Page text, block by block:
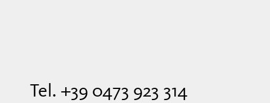
Tel. +39 0473 923 314